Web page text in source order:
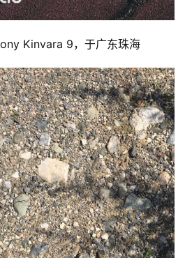
Kinvara 9，于广东珠海